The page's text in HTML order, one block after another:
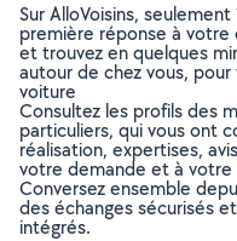
Sur AlloVoisins,
première réponse à
et trouvez en quelques
autour de chez vous,
voiture
Consultez les profils des
particuliers, qui vous ont
réalisation, expertises,
votre demande et à votre
Conversez ensemble
des échanges sécurisés
intégrés.